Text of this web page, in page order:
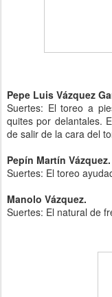
Pepe Luis Vázquez
Suertes: El toreo a
quites por delantales.
de salir de la cara del
Pepín Martín Vázquez.
Suertes: El toreo
Manolo Vázquez.
Suertes: El natural de